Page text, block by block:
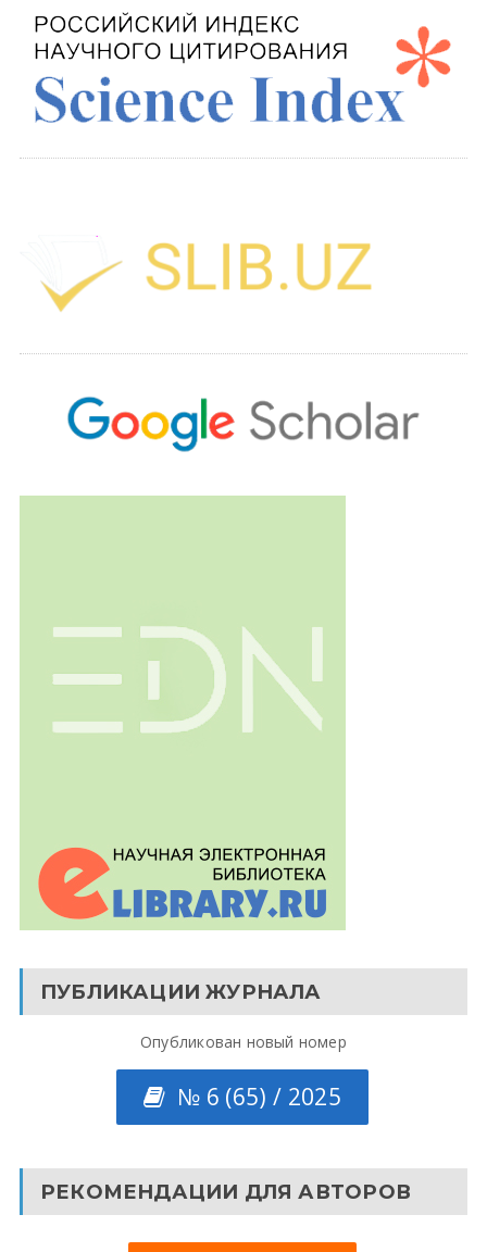
ПУБЛИКАЦИИ ЖУРНАЛА
Опубликован новый номер
№ 6 (65) / 2025
РЕКОМЕНДАЦИИ ДЛЯ АВТОРОВ